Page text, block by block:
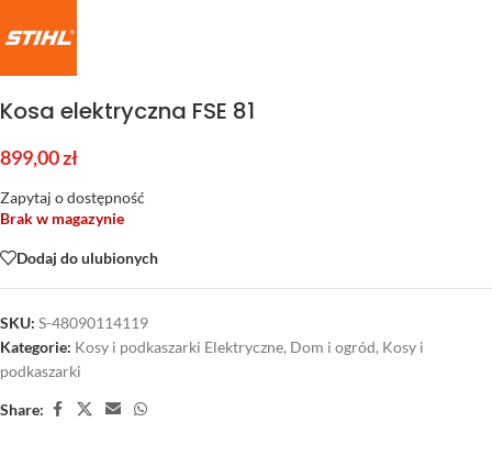
Kosa elektryczna FSE 81
899,00zł
Zapytaj o dostępność
Brak w magazynie
Dodaj do ulubionych
SKU: S-48090114119
Kategorie: Kosy i podkaszarki Elektryczne, Dom i ogród, Kosy i
podkaszarki
Share: